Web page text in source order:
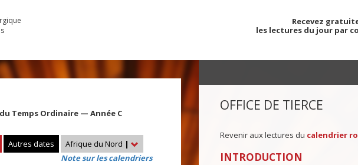
Recevez
les lectures du jour par
Temps Ordinaire — Année C
Autres dates Afrique du Nord |
Note sur les calendriers
OFFICE DE TIERCE
Revenir aux lectures du calendrier
INTRODUCTION